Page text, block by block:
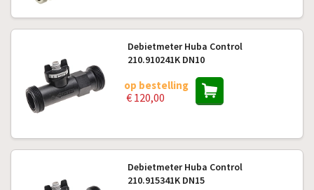
Debietmeter Huba Control
210.910241K DN10
op bestelling
€ 120,00
Debietmeter Huba Control
210.915341K DN15